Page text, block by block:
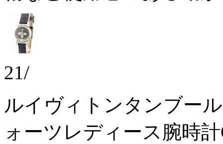
21/
ルイヴィトンタンブー
ォーツレディース腕時